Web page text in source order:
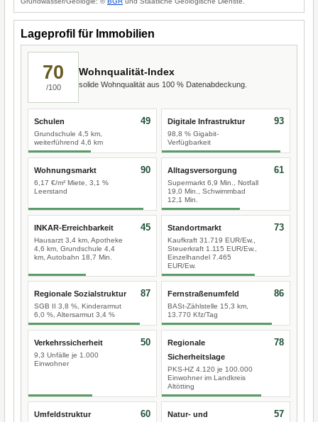
Lageprofil für Immobilien
70
/100
Wohnqualität-Index
solide Wohnqualität aus 100 % Datenabdeckung.
Schulen
Grundschule 4,5 km,
weiterführend 4,6 km
49 Digitale Infrastruktur
98,8 % Gigabit-
Verfügbarkeit
93
Wohnungsmarkt
6,17 €/m² Miete, 3,1 %
Leerstand
90 Alltagsversorgung
Supermarkt 6,9 Min., Notfall
19,0 Min., Schwimmbad
12,1 Min.
61
INKAR-Erreichbarkeit
Hausarzt 3,4 km, Apotheke
4,6 km, Grundschule 4,4
km, Autobahn 18,7 Min.
45 Standortmarkt
Kaufkraft 31.719 EUR/Ew.,
Steuerkraft 1.115 EUR/Ew.,
Einzelhandel 7.465
EUR/Ew.
73
Regionale Sozialstruktur
SGB II 3,8 %, Kinderarmut
6,0 %, Altersarmut 3,4 %
87 Fernstraßenumfeld
BASt-Zählstelle 15,3 km,
13.770 Kfz/Tag
86
Verkehrssicherheit
9,3 Unfälle je 1.000
Einwohner
50
Regionale
Sicherheitslage
PKS-HZ 4.120 je 100.000
Einwohner im Landkreis
Altötting
78
Umfeldstruktur 60
Natur- und
57